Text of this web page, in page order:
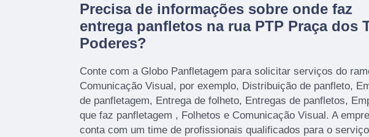
Precisa de informações sobre onde faz
entrega panfletos na rua PTP Praça dos
Poderes?
Conte com a Globo Panfletagem para solicitar serviços do
Comunicação Visual, por exemplo, Distribuição de panfleto,
de panfletagem, Entrega de folheto, Entregas de panfletos,
que faz panfletagem , Folhetos e Comunicação Visual. A
conta com um time de profissionais qualificados para o